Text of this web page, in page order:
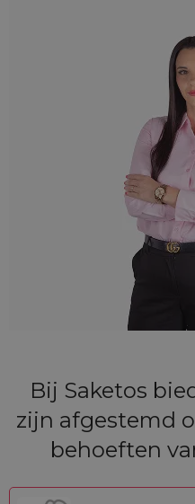
Bij Saketos
zijn afgestemd
behoeften